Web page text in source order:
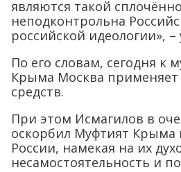
являются такой
неподконтрольна
российской идеологии»,
По его словам, сегодня к
Крыма Москва применяет
средств.
При этом Исмагилов в
оскорбил Муфтият Крыма
России, намекая на их
несамостоятельность и